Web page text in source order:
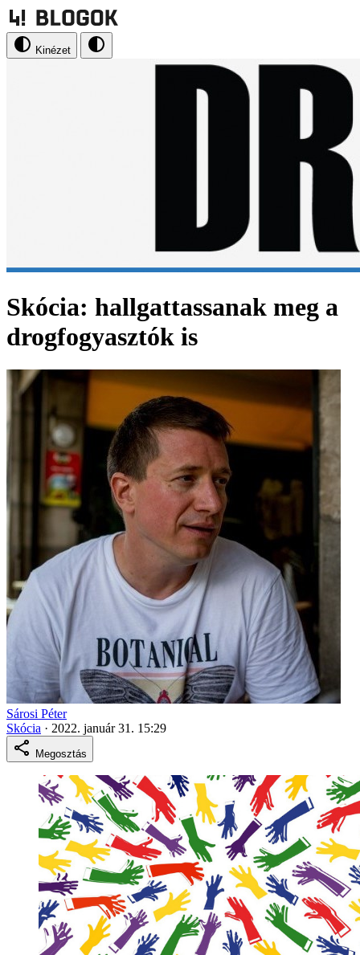
Kinézet
Skócia: hallgattassanak meg a
drogfogyasztók is
Sárosi Péter
Skócia · 2022. január 31. 15:29
Megosztás